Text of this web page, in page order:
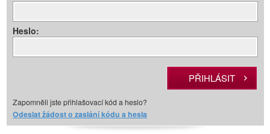
Heslo:
Zapomněli jste přihlašovací kód a heslo?
Odeslat žádost o zaslání kódu a hesla